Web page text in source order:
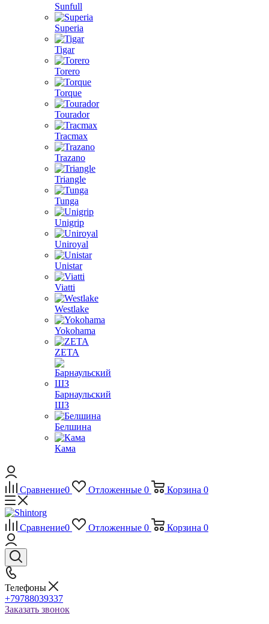
Sunfull
Superia
Tigar
Torero
Torque
Tourador
Tracmax
Trazano
Triangle
Tunga
Unigrip
Uniroyal
Unistar
Viatti
Westlake
Yokohama
ZETA
Барнаульский
ШЗ
Белшина
Кама
Сравнение0 Отложенные 0 Корзина 0
Сравнение0 Отложенные 0 Корзина 0
Телефоны
+79788039337
Заказать звонок